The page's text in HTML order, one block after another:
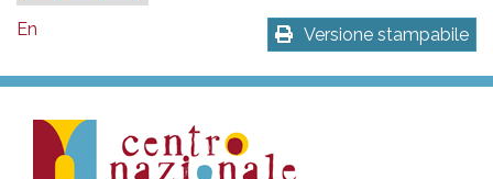
Versione stampabile
En